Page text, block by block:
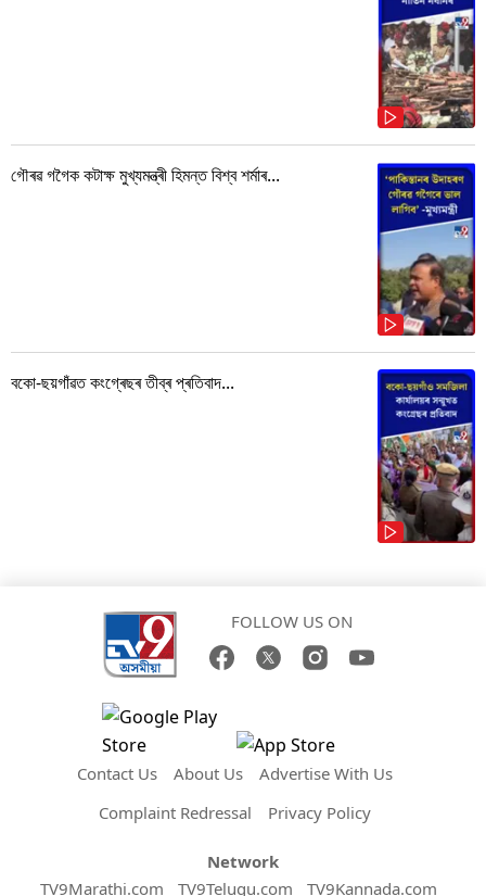
গৌৰৱ গগৈক কটাক্ষ মুখ্যমন্ত্ৰী হিমন্ত বিশ্ব শৰ্মাৰ...
বকো-ছয়গাঁৱত কংগ্ৰেছৰ তীব্ৰ প্ৰতিবাদ...
FOLLOW US ON
Contact Us About Us
Advertise With Us
Complaint Redressal
Privacy Policy
Network
TV9Marathi.com
TV9Telugu.com TV9Kannada.com